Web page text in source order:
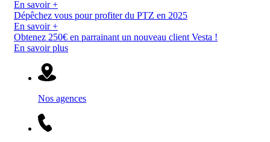
En savoir +
Dépêchez vous pour profiter du PTZ en 2025
En savoir +
Obtenez 250€ en parrainant un nouveau client Vesta !
En savoir plus
Nos agences